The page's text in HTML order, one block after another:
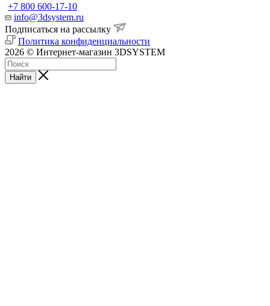
+7 800 600-17-10
info@3dsystem.ru
Подписаться на рассылку
Политика конфиденциальности
2026 © Интернет-магазин 3DSYSTEM
Найти